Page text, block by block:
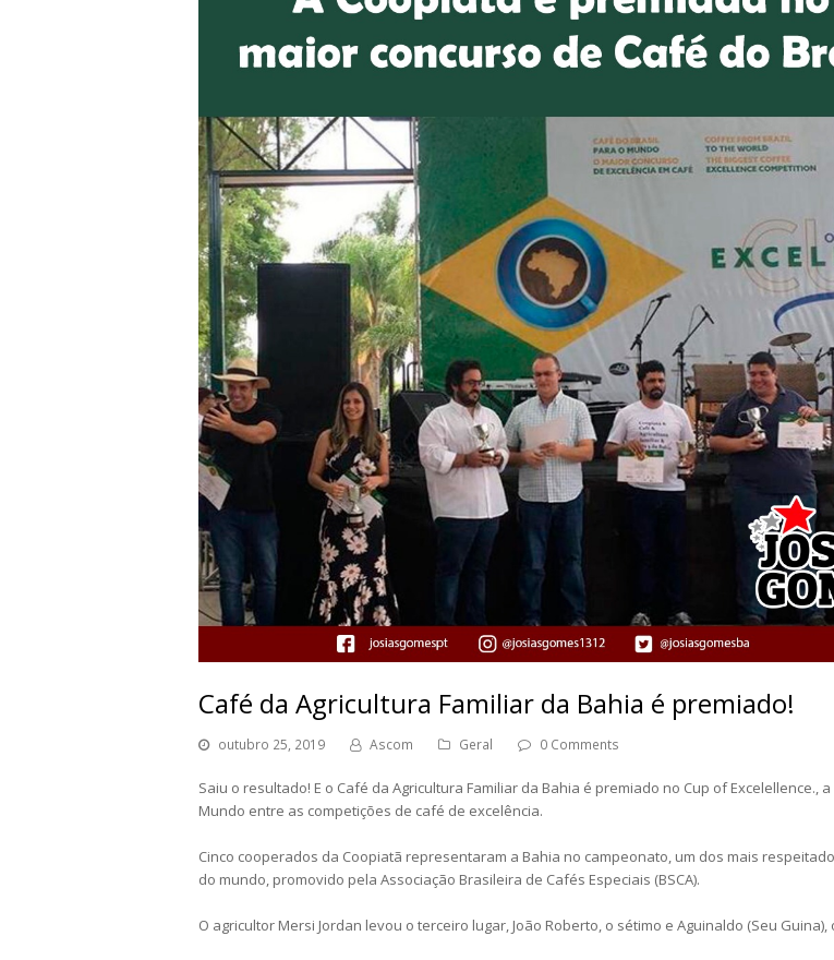
Café da Agricultura Familiar da Bahia é premiado!
outubro 25, 2019 Ascom Geral 0 Comments
Saiu o resultado! E o Café da Agricultura Familiar da Bahia é premiado no Cup of Excelellence., a
Mundo entre as competições de café de excelência.
Cinco cooperados da Coopiatã representaram a Bahia no campeonato, um dos mais
do mundo, promovido pela Associação Brasileira de Cafés Especiais (BSCA).
O agricultor Mersi Jordan levou o terceiro lugar, João Roberto, o sétimo e Aguinaldo (Seu Guina),